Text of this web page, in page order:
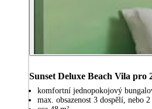
Sunset Deluxe Beach Vila pro
komfortní jednopokojový
max. obsazenost 3 dospělí, nebo